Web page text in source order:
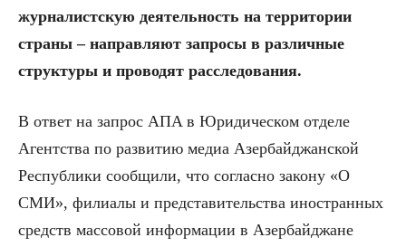
журналистскую деятельность на территории
страны – направляют запросы в различные
структуры и проводят расследования.
В ответ на запрос AПA в Юридическом отделе
Агентства по развитию медиа Азербайджанской
Республики сообщили, что согласно закону «О
СМИ», филиалы и представительства иностранных
средств массовой информации в Азербайджане